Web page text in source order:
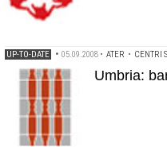
UP-TO-DATE • 05.09.2008 • ATER • CENTRI
Umbria: